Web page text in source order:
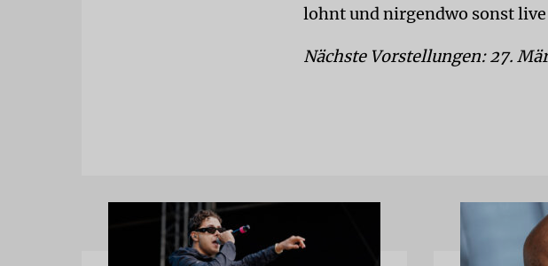
lohnt und nirgendwo sonst
Nächste Vorstellungen: 27.